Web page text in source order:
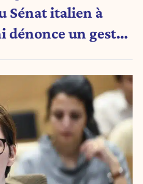
Sénat italien à
dénonce un geste